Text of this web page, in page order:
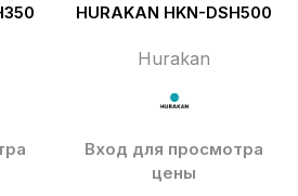
HURAKAN HKN-DSH500
Hurakan
Вход для просмотра
цены